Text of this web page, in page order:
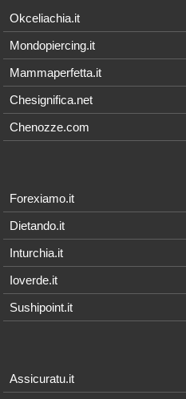
Okceliachia.it
Mondopiercing.it
Mammaperfetta.it
Chesignifica.net
Chenozze.com
Forexiamo.it
Dietando.it
Inturchia.it
Ioverde.it
Sushipoint.it
Assicuratu.it